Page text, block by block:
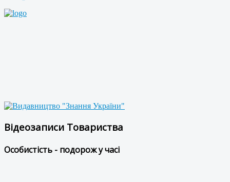
Відеозаписи Товариства
Особистість - подорож у часі